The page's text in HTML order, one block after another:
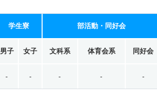
学生寮
男子 女子
- -
部活動・同好会
文科系 体育会系 同好会
- - -